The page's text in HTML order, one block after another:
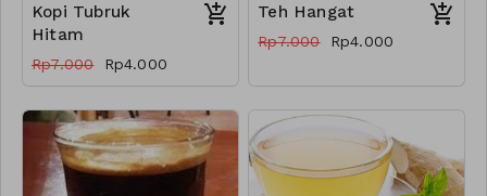
Kopi Tubruk
Hitam
Rp7.000 Rp4.000
Teh Hangat
Rp7.000 Rp4.000